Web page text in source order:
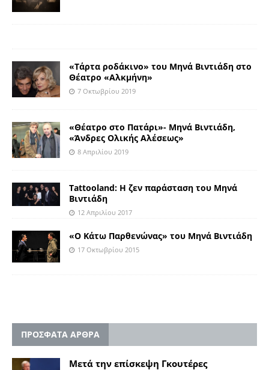
«Τάρτα ροδάκινο» του Μηνά Βιντιάδη στο
Θέατρο «Αλκμήνη»
7 Οκτωβρίου 2019
«Θέατρο στο Πατάρι»- Μηνά Βιντιάδη,
«Άνδρες Ολικής Αλέσεως»
8 Απριλίου 2019
Τattooland: H ζεν παράσταση του Μηνά
Βιντιάδη
12 Απριλίου 2017
«Ο Κάτω Παρθενώνας» του Μηνά Βιντιάδη
17 Οκτωβρίου 2015
ΠΡΟΣΦΑΤΑ ΑΡΘΡΑ
Μετά την επίσκεψη Γκουτέρες